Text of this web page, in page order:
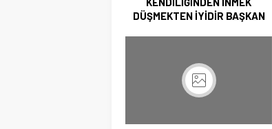
DÜŞMEKTEN İYİDİR BAŞKAN